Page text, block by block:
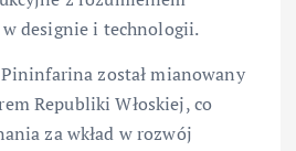
designie i technologii.
został mianowany
Republiki Włoskiej, co
za wkład w rozwój